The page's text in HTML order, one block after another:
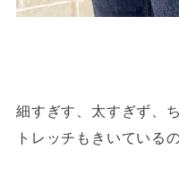
細すぎす、太すぎず、
トレッチもきいている